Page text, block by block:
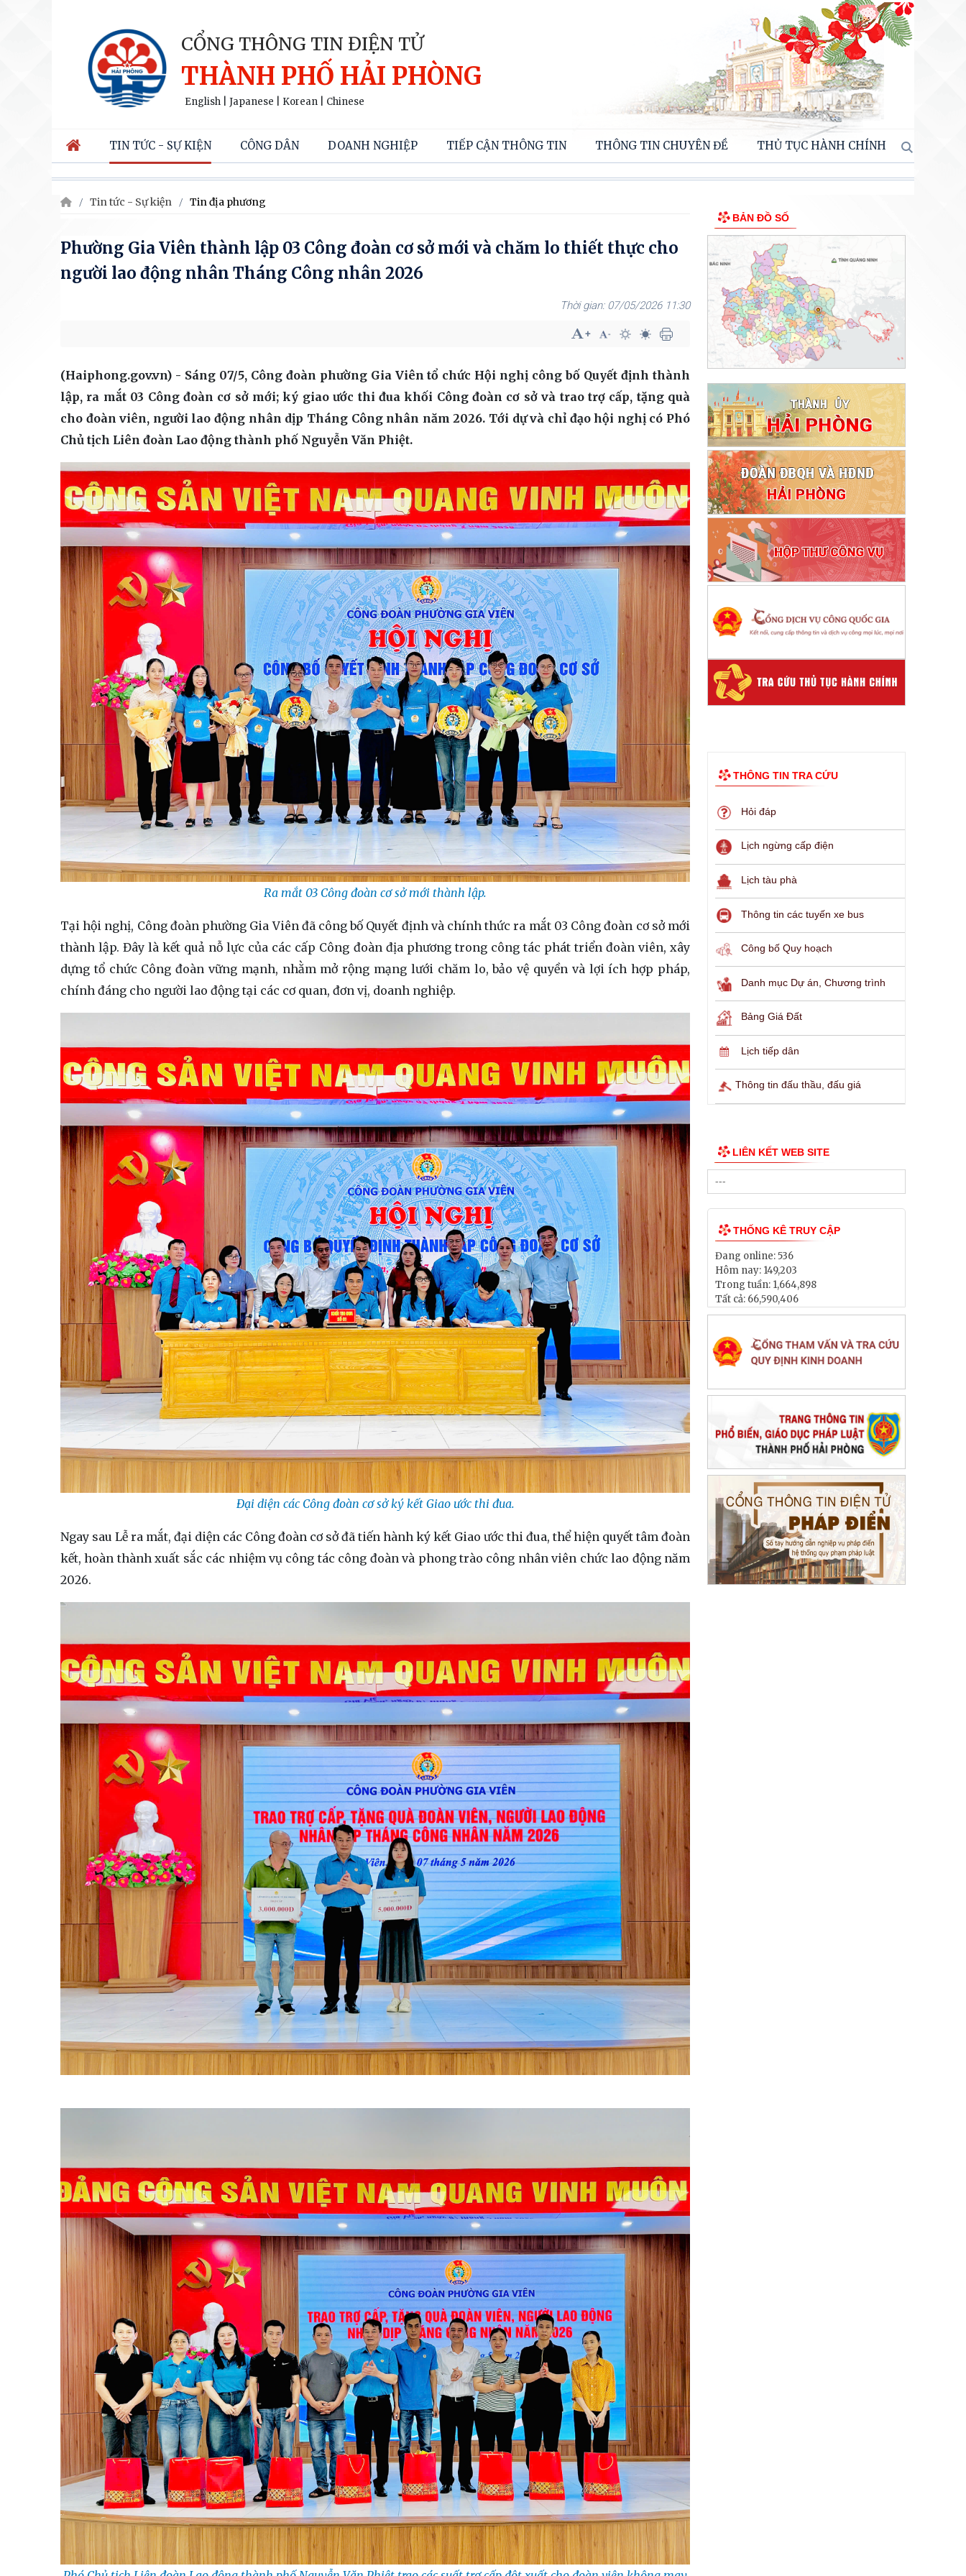
CỔNG THÔNG TIN ĐIỆN TỬ
THÀNH PHỐ HẢI PHÒNG
English Japanese Korean Chinese
TIN TỨC - SỰ KIỆN CÔNG DÂN DOANH NGHIỆP TIẾP CẬN THÔNG TIN THÔNG TIN CHUYÊN ĐỀ THỦ TỤC HÀNH CHÍNH
Tin tức - Sự kiện Tin địa phương
Phường Gia Viên thành lập 03 Công đoàn cơ sở mới và chăm lo thiết thực cho
người lao động nhân Tháng Công nhân 2026
07/05/2026 11:30
(Haiphong.gov.vn) - Sáng 07/5, Công đoàn phường Gia Viên tổ chức Hội nghị công bố Quyết định thành
lập, ra mắt 03 Công đoàn cơ sở mới; ký giao ước thi đua khối Công đoàn cơ sở và trao trợ cấp, tặng quà
cho đoàn viên, người lao động nhân dịp Tháng Công nhân năm 2026. Tới dự và chỉ đạo hội nghị có Phó
Chủ tịch Liên đoàn Lao động thành phố Nguyễn Văn Phiệt.
Ra mắt 03 Công đoàn cơ sở mới thành lập.
Tại hội nghị, Công đoàn phường Gia Viên đã công bố Quyết định và chính thức ra mắt 03 Công đoàn cơ sở mới
thành lập. Đây là kết quả nỗ lực của các cấp Công đoàn địa phương trong công tác phát triển đoàn viên, xây
dựng tổ chức Công đoàn vững mạnh, nhằm mở rộng mạng lưới chăm lo, bảo vệ quyền và lợi ích hợp pháp,
chính đáng cho người lao động tại các cơ quan, đơn vị, doanh nghiệp.
Đại diện các Công đoàn cơ sở ký kết Giao ước thi đua.
Ngay sau Lễ ra mắt, đại diện các Công đoàn cơ sở đã tiến hành ký kết Giao ước thi đua, thể hiện quyết tâm đoàn
kết, hoàn thành xuất sắc các nhiệm vụ công tác công đoàn và phong trào công nhân viên chức lao động năm
2026.
BẢN ĐỒ SỐ
THÔNG TIN TRA CỨU
Hỏi đáp
Lịch ngừng cấp điện
Lịch tàu phà
Thông tin các tuyến xe bus
Công bố Quy hoạch
Danh mục Dự án, Chương trình
Bảng Giá Đất
Lịch tiếp dân
Thông tin đấu thầu, đấu giá
LIÊN KẾT WEB SITE
THỐNG KÊ TRUY CẬP
Đang online:536
Hôm nay: 149,203
Trong tuần: 1,664,898
Tất cả: 66,590,406